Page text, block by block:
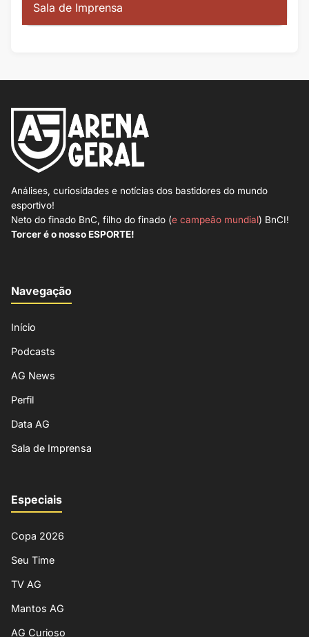
Sala de Imprensa
Análises, curiosidades e notícias dos bastidores do mundo
esportivo!
Neto do finado BnC, filho do finado (e campeão mundial) BnCI!
Torcer é o nosso ESPORTE!
Navegação
Início
Podcasts
AG News
Perfil
Data AG
Sala de Imprensa
Especiais
Copa 2026
Seu Time
TV AG
Mantos AG
AG Curioso